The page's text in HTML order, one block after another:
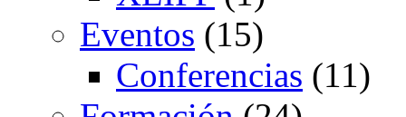
Eventos (15)
Conferencias (11)